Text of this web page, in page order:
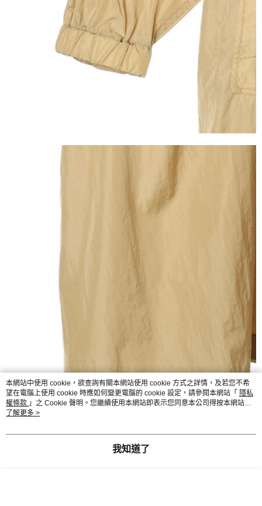
本網站中使用 cookie，欲查詢有關本網站使用 cookie 方式之詳情，及若您不希
望在電腦上使用 cookie 時應如何變更電腦的 cookie 設定，請參閱本網站「 隱私
權條款 」之 Cookie 聲明。您繼續使用本網站即表示您同意本公司得按本網站使
用條款之 Cookie 聲明使用 cookie。
了解更多 >
我知道了